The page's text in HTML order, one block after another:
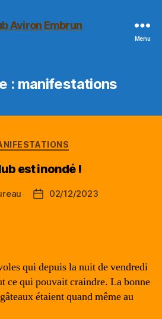
Menu
: manifestations
Catégories
est inondé !
Date02/12/2023
qui depuis la nuit de vendredi
ce qui pouvait craindre. La bonne
étaient quand même au